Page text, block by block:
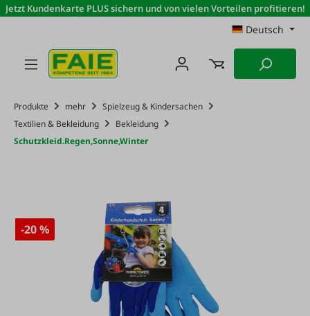
Zum Hauptinhalt springen
Jetzt Kundenkarte PLUS sichern und von vielen Vorteilen profitieren!
Deutsch
Produkte mehr
Spielzeug & Kindersachen
Textilien & Bekleidung
Bekleidung
Schutzkleid.Regen,Sonne,Winter
-20 %